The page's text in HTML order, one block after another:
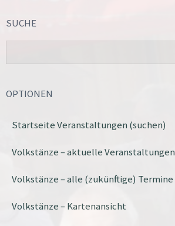
SUCHE
OPTIONEN
Startseite Veranstaltungen (suchen)
Volkstänze – aktuelle Veranstaltungen
Volkstänze – alle (zukünftige) Termine
Volkstänze – Kartenansicht